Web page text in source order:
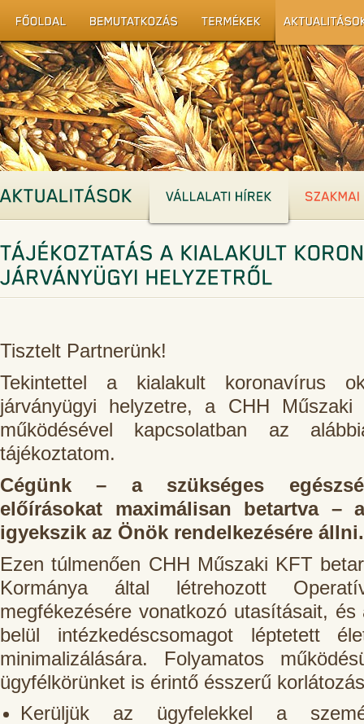
Tisztelt Partnerünk!
Tekintettel a kialakult koronavírus
járványügyi helyzetre, a CHH Műszaki
működésével kapcsolatban az
tájékoztatom.
Cégünk – a szükséges
előírásokat maximálisan betartva –
igyekszik az Önök rendelkezésére állni.
Ezen túlmenően CHH Műszaki KFT
Kormánya által létrehozott
megfékezésére vonatkozó utasításait,
belül intézkedéscsomagot léptetett
minimalizálására. Folyamatos
ügyfélkörünket is érintő ésszerű
Kerüljük az ügyfelekkel a